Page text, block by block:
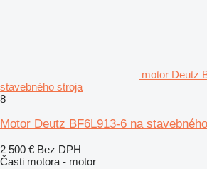
motor Deutz
stavebného stroja
8
Motor Deutz BF6L913-6 na
2 500 € Bez DPH
Časti motora - motor